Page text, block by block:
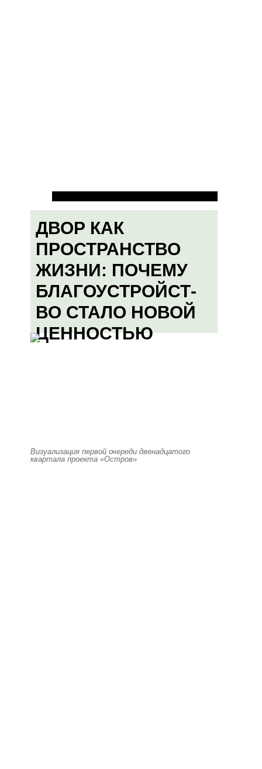
ДВОР КАК
ПРОСТРАНСТВО
ЖИЗНИ: ПОЧЕМУ
БЛАГОУСТРОЙСТ-
ВО СТАЛО НОВОЙ
ЦЕННОСТЬЮ
Визуализация первой очереди двенадцатого
квартала проекта «Остров»